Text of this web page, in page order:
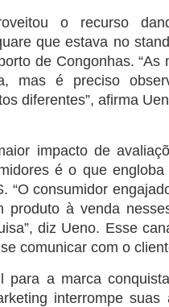
o recurso
que estava no
de Congonhas. “As
mas é preciso
diferentes”, afirma
impacto de
é o que
“O consumidor
produto à venda
diz Ueno. Esse
comunicar com o
para a marca
interrompe suas